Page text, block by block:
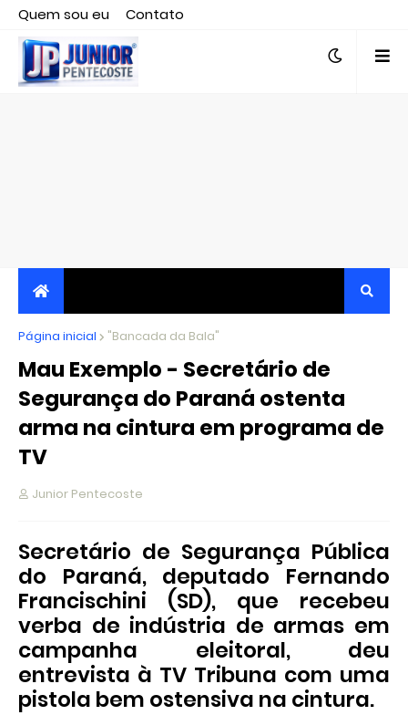
Quem sou eu
Contato
Editor responsável, jornalista Clovis Almeida.
JORNALISMO INDEPENDENTE, TRANSPARENTE E
CRÍTICO
Página inicial "Bancada da Bala"
Mau Exemplo - Secretário de
Segurança do Paraná ostenta
arma na cintura em programa de
TV
Junior Pentecoste
Secretário de Segurança Pública
do Paraná, deputado Fernando
Francischini (SD), que recebeu
verba de indústria de armas em
campanha eleitoral, deu
entrevista à TV Tribuna com uma
pistola bem ostensiva na cintura.